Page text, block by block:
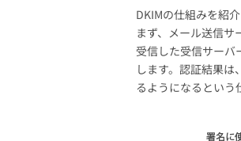
DKIMの仕組みを紹介
まず、メール送信サ
受信した受信サーバ
します。認証結果
るようになるという